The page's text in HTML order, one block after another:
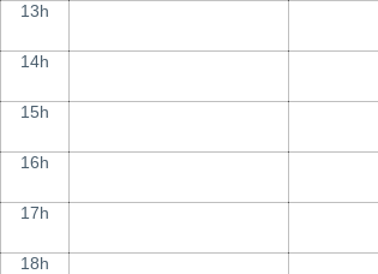
13h
14h
15h
16h
17h
18h